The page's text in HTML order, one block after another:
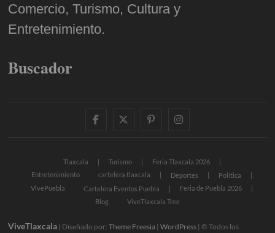
Comercio, Turismo, Cultura y
Entretenimiento.
Buscador
facebooktwitter
pinterestinstagram
Tlaxcala Turismo
Feria Tlaxcala 2026
Entretenimiento
cartelera tlaxcala Deportes
Política
VivePuebla
Cartelera Eventos Puebla
Feria de Puebla 2026
Blog
ViveTlaxcala Tree
ViveTlaxcala | Diseñado por:Theme Freesia |WordPress | © Todos los